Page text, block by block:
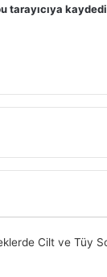
tarayıcıya
Cilt ve Tüy